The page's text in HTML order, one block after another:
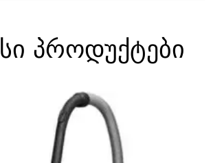
პროდუქტები